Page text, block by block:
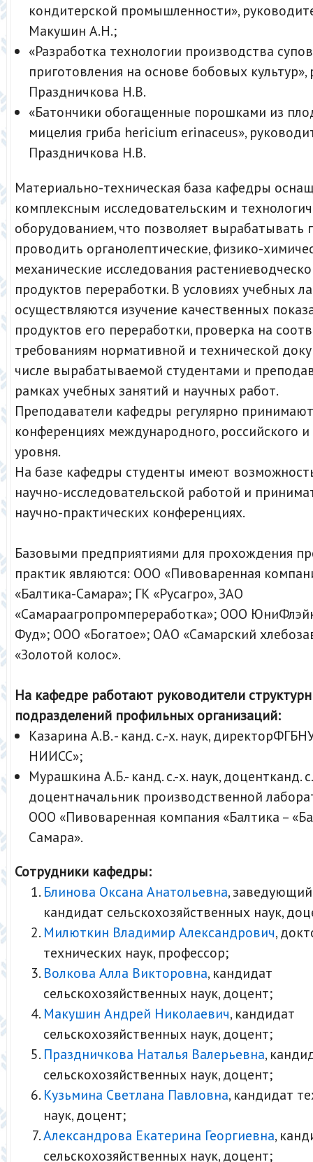
кондитерской промышленности»,
Макушин А.Н.;
«Разработка технологии производства
приготовления на основе бобовых культур»,
Праздничкова Н.В.
«Батончики обогащенные порошками из
мицелия гриба hericium erinaceus»,
Праздничкова Н.В.
Материально-техническая база кафедры
комплексным исследовательским и
оборудованием, что позволяет вырабатывать
проводить органолептические, физико-
механические исследования
продуктов переработки. В условиях учебных
осуществляются изучение качественных
продуктов его переработки, проверка на
требованиям нормативной и технической
числе вырабатываемой студентами и
рамках учебных занятий и научных работ.
Преподаватели кафедры регулярно
конференциях международного, российского и
уровня.
На базе кафедры студенты имеют
научно-исследовательской работой и
научно-практических конференциях.
Базовыми предприятиями для прохождения
практик являются: ООО «Пивоваренная
«Балтика-Самара»; ГК «Русагро», ЗАО
«Самараагропромпереработка»; ООО
Фуд»; ООО «Богатое»; ОАО «Самарский
«Золотой колос».
На кафедре работают руководители
подразделений профильных организаций:
Казарина А.В. - канд. с.-х. наук,
НИИСС»;
Мурашкина А.Б.- канд. с.-х. наук, доцентканд.
доцентначальник производственной
ООО «Пивоваренная компания «Балтика –
Самара».
Сотрудники кафедры:
Блинова Оксана Анатольевна,
кандидат сельскохозяйственных наук,
Милюткин Владимир Александрович,
технических наук, профессор;
Волкова Алла Викторовна, кандидат
сельскохозяйственных наук, доцент;
Макушин Андрей Николаевич, кандидат
сельскохозяйственных наук, доцент;
Праздничкова Наталья Валерьевна,
сельскохозяйственных наук, доцент;
Кузьмина Светлана Павловна, кандидат
наук, доцент;
Александрова Екатерина Георгиевна,
сельскохозяйственных наук, доцент;